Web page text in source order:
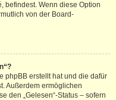
befindest. Wenn diese Option
von der Board-
phpBB erstellt hat und die dafür
Außerdem ermöglichen
den „Gelesen“-Status – sofern